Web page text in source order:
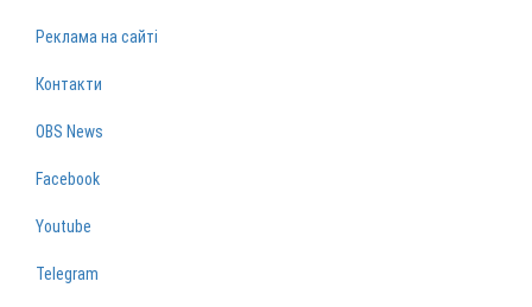
Реклама на сайті
Контакти
OBS News
Facebook
Youtube
Telegram